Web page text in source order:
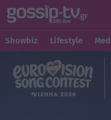
Showbiz Lifestyle